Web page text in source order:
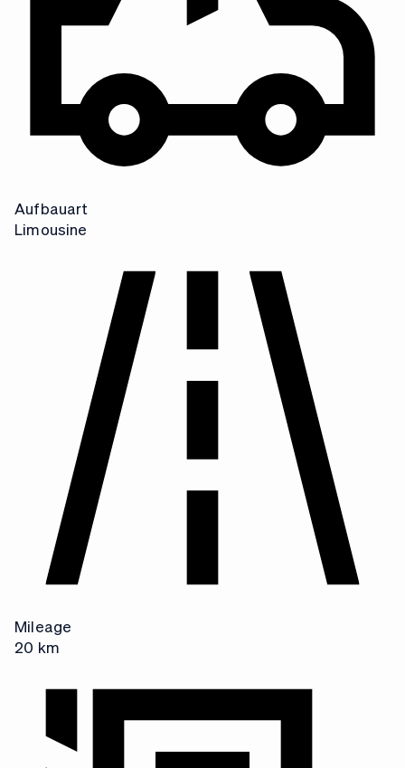
Aufbauart
Limousine
Mileage
20 km